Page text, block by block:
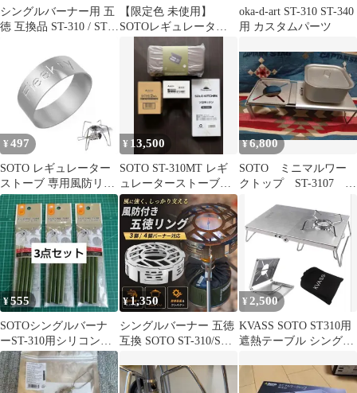
シングルバーナー用 五
徳 互換品 ST-310 / ST-
【限定色 未使用】
SOTOレギュレーター
ストーブ ST-310PDS
oka-d-art ST-310 ST-340
用 カスタムパーツ
¥ 497
SOTO レギュレーター
ストーブ 専用風防リン
グ ST-310 シングルバー
ナー
¥ 13,500
SOTO ST-310MT レギ
ュレーターストーブ
オールブラックモデル
¥6,800
SOTO ミニマルワー
クトップ ST-3107 ミ
¥555
SOTOシングルバーナ
ーST-310用シリコンチ
ューブ3点すべり止め/
熱伝導軽減
¥1,350
シングルバーナー 五徳
互換 SOTO ST-310/ST-
¥ 2,500
KVASS SOTO ST310用
遮熱テーブル シングル